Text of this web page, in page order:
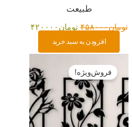
طبیعت
تومان۴۵۸۰۰۰ تومان ۴۲۰۰۰۰
افزودن به سبد خرید
فعلی:
تومان۲۰۰۰۰۰.
فروش‌ویژه!اصلی:
تومان۳۹۸۰۰۰
بود.
فعلی:
تومان۳۶۵۰۰۰.